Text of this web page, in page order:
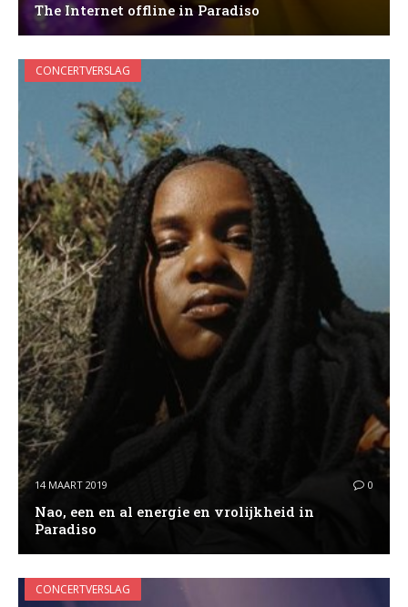
The Internet offline in Paradiso
CONCERTVERSLAG
14 MAART 2019 0
Nao, een en al energie en vrolijkheid in
Paradiso
CONCERTVERSLAG